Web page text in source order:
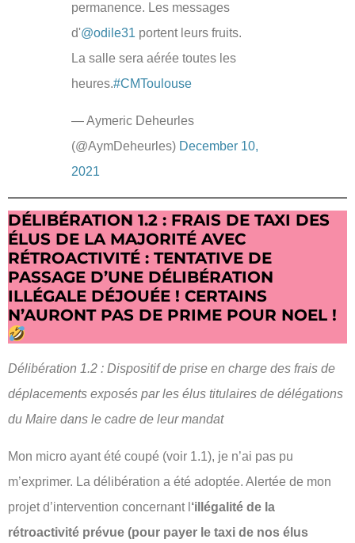
permanence. Les messages
d'@odile31 portent leurs fruits.
La salle sera aérée toutes les
heures.#CMToulouse
— Aymeric Deheurles
(@AymDeheurles) December 10,
2021
DÉLIBÉRATION 1.2 : FRAIS DE TAXI DES
ÉLUS DE LA MAJORITÉ AVEC
RÉTROACTIVITÉ : TENTATIVE DE
PASSAGE D’UNE DÉLIBÉRATION
ILLÉGALE DÉJOUÉE ! CERTAINS
N’AURONT PAS DE PRIME POUR NOEL !
Délibération 1.2 : Dispositif de prise en charge des frais de
déplacements exposés par les élus titulaires de délégations
du Maire dans le cadre de leur mandat
Mon micro ayant été coupé (voir 1.1), je n’ai pas pu
m’exprimer. La délibération a été adoptée. Alertée de mon
projet d’intervention concernant l ‘illégalité de la
rétroactivité prévue (pour payer le taxi de nos élus